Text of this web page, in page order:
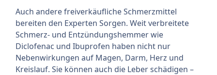
Auch andere freiverkäufliche Schmerzmittel
bereiten den Experten Sorgen. Weit verbreitete
Schmerz- und Entzündungshemmer wie
Diclofenac und Ibuprofen haben nicht nur
Nebenwirkungen auf Magen, Darm, Herz und
Kreislauf. Sie können auch die Leber schädigen –